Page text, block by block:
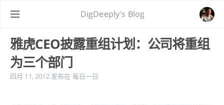
DigDeeply's Blog
雅虎CEO披露重组计划：公司将重组
为三个部门
四月 11, 2012 发布在 每日一日